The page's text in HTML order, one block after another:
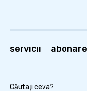
servicii abonare